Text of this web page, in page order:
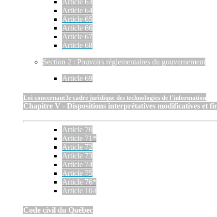
Article 63
Article 64
Article 65
Article 66
Article 67
Article 68
Section 2 : Pouvoirs réglementaires du gouvernement
Article 69
Loi concernant le cadre juridique des technologies de l'information
Chapitre V - Dispositions interprétatives modificatives et
Article 70
Article 71*
Article 72
Article 73
Article 74
Article 75
Article 76*
Article 104
Code civil du Québec